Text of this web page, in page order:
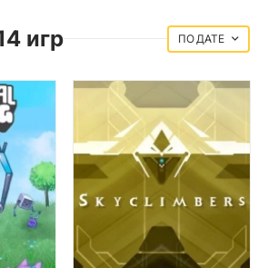
игр ДАТЕ